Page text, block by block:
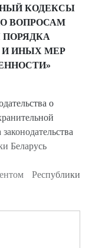
КОДЕКСЫ
ВОПРОСАМ
И ИНЫХ МЕР
о
Беларусь
Республики